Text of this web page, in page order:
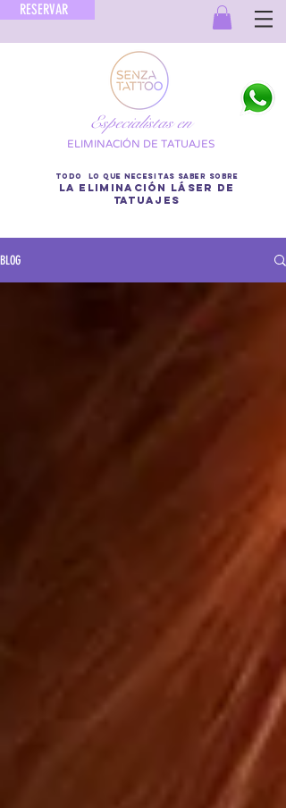
RESERVAR
Especialistas en
ELIMINACIÓN DE TATUAJES
TODO LO QUE NECESITAS SABER SOBRE
LA ELIMINACIÓN LÁSER DE
TATUAJES
BLOG